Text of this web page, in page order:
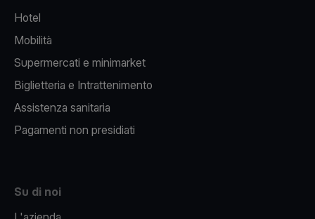
Hotel
Mobilità
Supermercati e minimarket
Biglietteria e Intrattenimento
Assistenza sanitaria
Pagamenti non presidiati
Su di noi